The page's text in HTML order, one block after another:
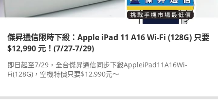
傑昇通信限時下殺：Apple iPad 11 A16 Wi-Fi (128G) 只要
$12,990 元！(7/27-7/29)
即日起至7/29，全台傑昇通信同步下殺AppleiPad11A16Wi-
Fi(128G)，空機特價只要$12,990元～